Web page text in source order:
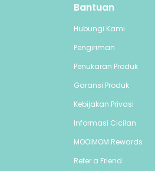
Bantuan
Hubungi Kami
Pengiriman
Penukaran Produk
Garansi Produk
Kebijakan Privasi
Informasi Cicilan
MOOIMOM Rewards
Refer a Friend